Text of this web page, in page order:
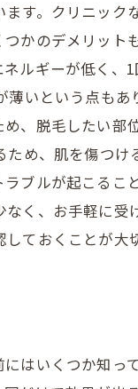
す。クリニッ
かのデメリット
ルギーが低く
いという点も
、脱毛したい
め、肌を傷つ
ブルが起こる
く、お手軽に
ておくことが大切
はいくつか知っ